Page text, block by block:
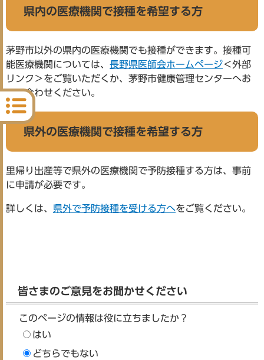
県内の医療機関で接種を希望する方
茅野市以外の県内の医療機関でも接種ができます。接種可
能医療機関については、 長野県医師会ホームページ＜外部
リンク＞をご覧いただくか、茅野市健康管理センターへお
問い合わせください。
県外の医療機関で接種を希望する方
里帰り出産等で県外の医療機関で予防接種する方は、事前
に申請が必要です。
詳しくは、 県外で予防接種を受ける方へをご覧ください。
皆さまのご意見をお聞かせください
このページの情報は役に立ちましたか？
はい
どちらでもない